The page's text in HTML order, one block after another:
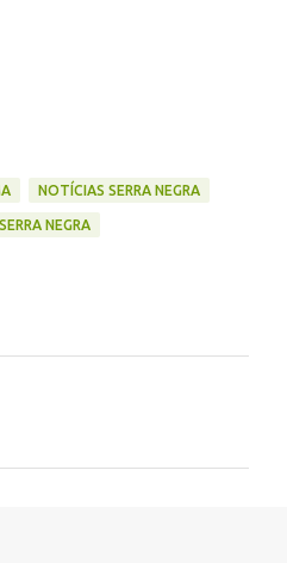
NOTÍCIAS SERRA NEGRA
NEGRA